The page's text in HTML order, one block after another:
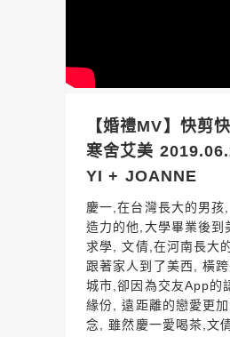
【婚禮MV】快剪
寒舍艾美
YI + JOANNE
慶一,在台灣長大的男孩
造力的他,大學畢業後到
求學, 文倩,在河南長大
跟著家人到了美西, 橫
城市,卻因為交友App的
緣份, 遠距離的戀愛更
念, 雖然慶一愛喝茶,文